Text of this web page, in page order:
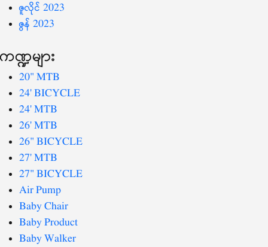
ဇူလိုင် 2023
ဇွန် 2023
ကဏ္ဍများ
20" MTB
24' BICYCLE
24' MTB
26' MTB
26" BICYCLE
27' MTB
27" BICYCLE
Air Pump
Baby Chair
Baby Product
Baby Walker